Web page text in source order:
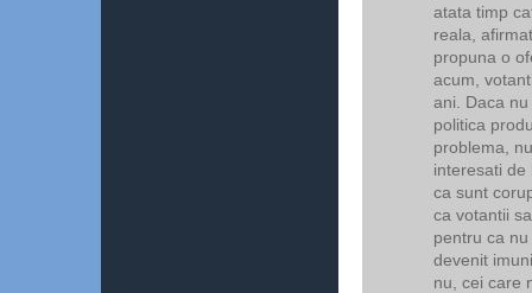
atata timp
reala,
propuna o
acum,
ani. Daca
politica
problema,
interesati de
ca sunt
ca votantii
pentru ca
devenit
nu, cei care